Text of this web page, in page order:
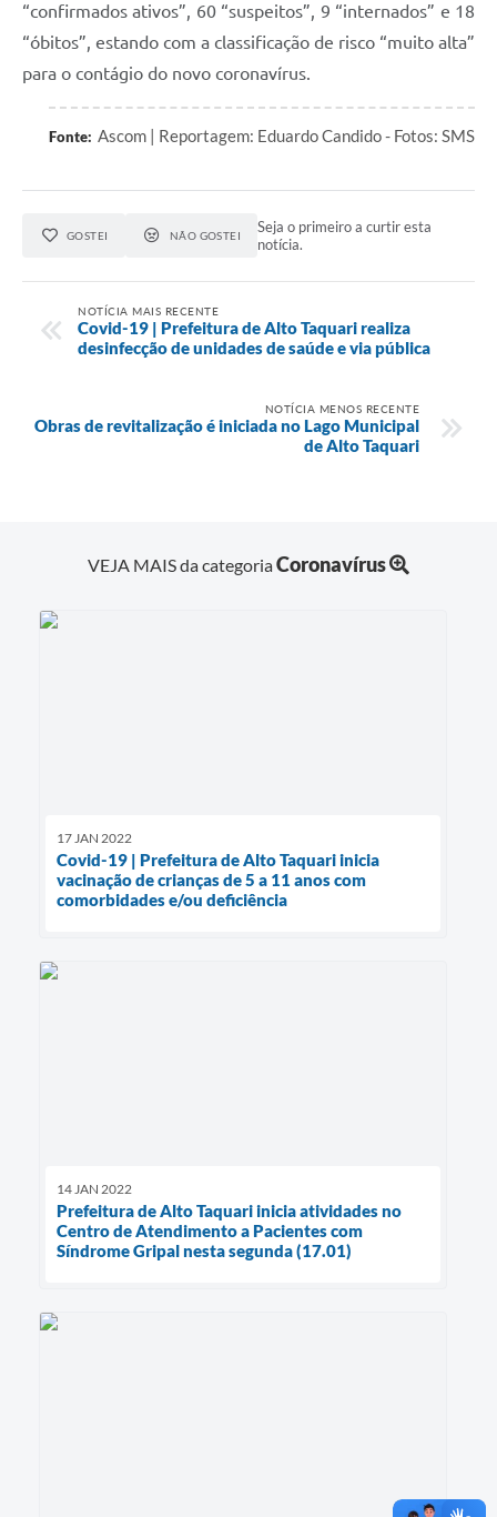
“confirmados ativos”, 60 “suspeitos”, 9 “internados” e 18
“óbitos”, estando com a classificação de risco “muito alta”
para o contágio do novo coronavírus.
Fonte: Ascom | Reportagem: Eduardo Candido - Fotos: SMS
GOSTEI NÃO GOSTEI
Seja o primeiro a curtir esta
notícia.
NOTÍCIA MAIS RECENTE
Covid-19 | Prefeitura de Alto Taquari realiza
desinfecção de unidades de saúde e via pública
NOTÍCIA MENOS RECENTE
Obras de revitalização é iniciada no Lago Municipal
de Alto Taquari
VEJA MAIS da categoriaCoronavírus
17 JAN 2022
Covid-19 | Prefeitura de Alto Taquari inicia
vacinação de crianças de 5 a 11 anos com
comorbidades e/ou deficiência
14 JAN 2022
Prefeitura de Alto Taquari inicia atividades no
Centro de Atendimento a Pacientes com
Síndrome Gripal nesta segunda (17.01)